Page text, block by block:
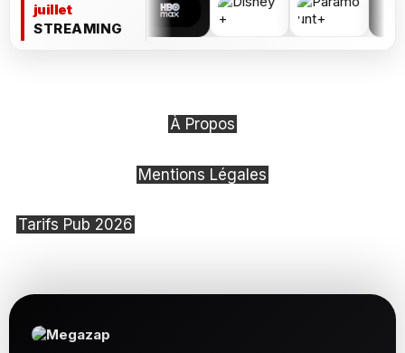
juillet
STREAMING
À Propos
Mentions Légales
Tarifs Pub 2026